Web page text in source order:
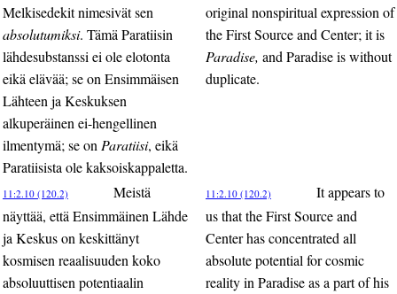
Melkisedekit nimesivät sen
absolutumiksi. Tämä Paratiisin
lähdesubstanssi ei ole elotonta
eikä elävää; se on Ensimmäisen
Lähteen ja Keskuksen
alkuperäinen ei-hengellinen
ilmentymä; se on Paratiisi, eikä
Paratiisista ole kaksoiskappaletta.
original nonspiritual expression of
the First Source and Center; it is
Paradise, and Paradise is without
duplicate.
11:2.10 (120.2)
Meistä
näyttää, että Ensimmäinen Lähde
ja Keskus on keskittänyt
kosmisen reaalisuuden koko
absoluuttisen potentiaalin
11:2.10 (120.2)
It appears to
us that the First Source and
Center has concentrated all
absolute potential for cosmic
reality in Paradise as a part of his